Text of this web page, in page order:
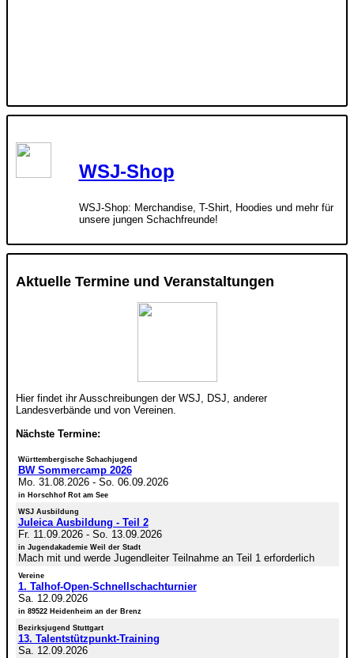
WSJ-Shop
WSJ-Shop: Merchandise, T-Shirt, Hoodies und mehr für
unsere jungen Schachfreunde!
Aktuelle Termine und Veranstaltungen
Hier findet ihr Ausschreibungen der WSJ, DSJ, anderer
Landesverbände und von Vereinen.
Nächste Termine:
Württembergische Schachjugend
BW Sommercamp 2026
Mo. 31.08.2026- So. 06.09.2026
in Horschhof Rot am See
WSJ Ausbildung
Juleica Ausbildung - Teil 2
Fr. 11.09.2026- So. 13.09.2026
in Jugendakademie Weil der Stadt
Mach mit und werde Jugendleiter Teilnahme an Teil 1 erforderlich
Vereine
1. Talhof-Open-Schnellschachturnier
Sa. 12.09.2026
in 89522 Heidenheim an der Brenz
Bezirksjugend Stuttgart
13. Talentstützpunkt-Training
Sa. 12.09.2026